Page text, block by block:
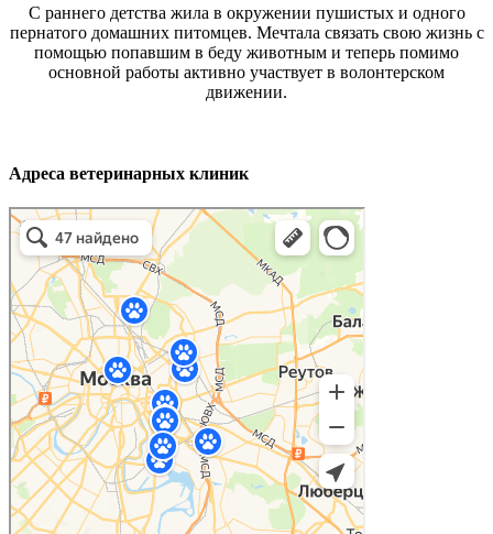
С раннего детства жила в окружении пушистых и одного
пернатого домашних питомцев. Мечтала связать свою жизнь с
помощью попавшим в беду животным и теперь помимо
основной работы активно участвует в волонтерском
движении.
Адреса ветеринарных клиник